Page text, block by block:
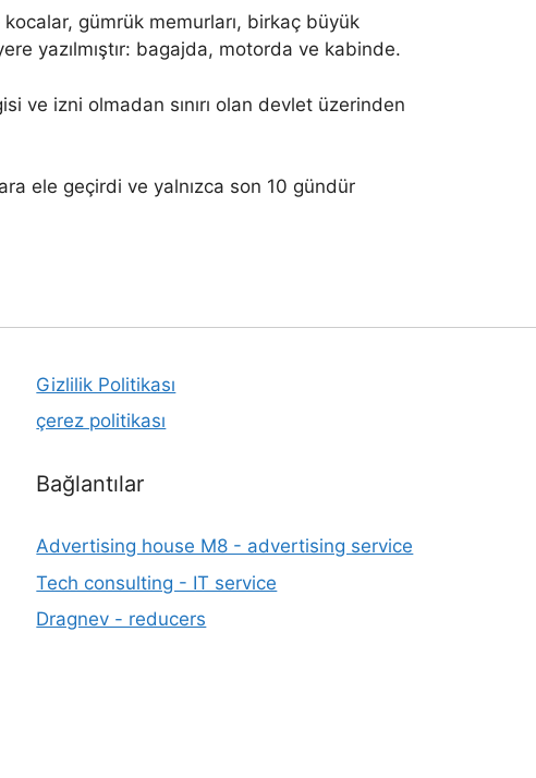
gümrük memurları, birkaç büyük
yazılmıştır: bagajda, motorda ve kabinde.
ve izni olmadan sınırı olan devlet üzerinden
ele geçirdi ve yalnızca son 10 gündür
Gizlilik Politikası
çerez politikası
Bağlantılar
Advertising house M8 - advertising service
Tech consulting - IT service
Dragnev - reducers